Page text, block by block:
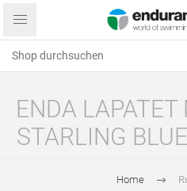
ENDA
STARLING
Home